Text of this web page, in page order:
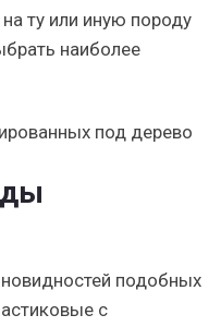
ту или иную породу
наиболее
подобных
с